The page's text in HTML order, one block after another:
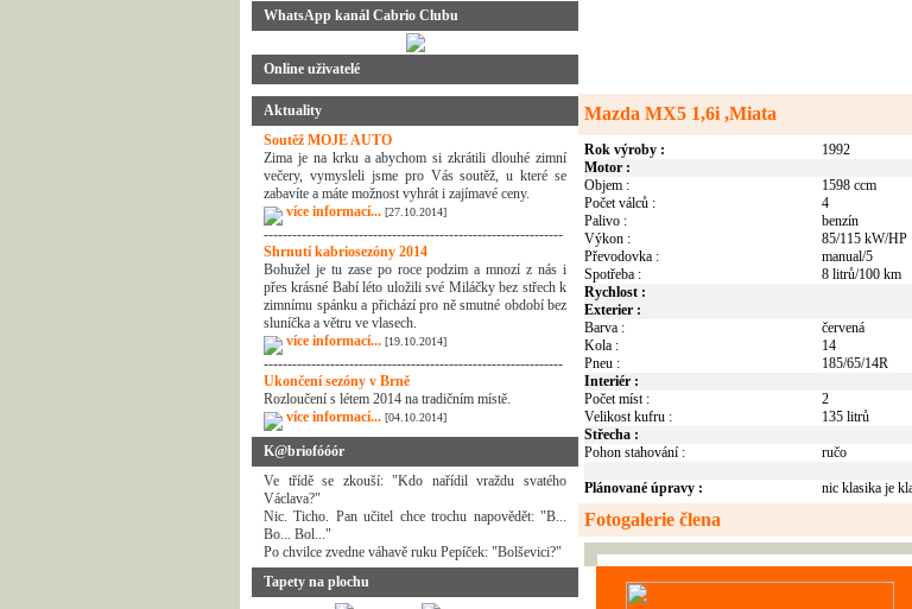
WhatsApp kanál Cabrio Clubu
Online uživatelé
Aktuality
Soutěž MOJE AUTO
Zima je na krku a abychom si zkrátili dlouhé zimní
večery, vymysleli jsme pro Vás soutěž, u které se
zabavíte a máte možnost vyhrát i zajímavé ceny.
více informací... [27.10.2014]
---------------------------------------------------------------
Shrnutí kabriosezóny 2014
Bohužel je tu zase po roce podzim a mnozí z nás i
přes krásné Babí léto uložili své Miláčky bez střech k
zimnímu spánku a přichází pro ně smutné období bez
sluníčka a větru ve vlasech.
více informací... [19.10.2014]
---------------------------------------------------------------
Ukončení sezóny v Brně
Rozloučení s létem 2014 na tradičním místě.
více informací... [04.10.2014]
K@briofóóór
Ve třídě se zkouší: "Kdo nařídil vraždu svatého
Václava?"
Nic. Ticho. Pan učitel chce trochu napovědět: "B...
Bo... Bol..."
Po chvilce zvedne váhavě ruku Pepíček: "Bolševici?"
Tapety na plochu
Mazda MX5 1,6i ,Miata
Rok výroby :
1992
Motor :
Objem :
1598 ccm
Počet válců :
4
Palivo :
benzín
Výkon :
85/115 kW/HP
Převodovka :
manual/5
Spotřeba :
8 litrů/100 km
Rychlost :
Exterier :
Barva :
červená
Kola :
14
Pneu :
185/65/14R
Interiér :
Počet míst :
2
Velikost kufru :
135 litrů
Střecha :
Pohon stahování :
ručo
Plánované úpravy : nic klasika je
Fotogalerie člena